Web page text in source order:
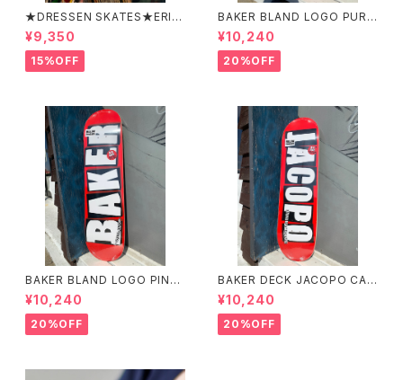
★DRESSEN SKATES★ERIC
DRESSEN BLACK ZIP HOO
D PARKER ドレッセンスケーツ
スケート エリックドレッセン
ブラック フードパーカー フー
¥9,350
15%OFF
BAKER BLAND LOGO PURP
LE DECK 8.0 ベイカー ブラ
ンド ロゴ パープル デッ
キ 8インチ スケートボード ス
ケボー
¥10,240
20%OFF
BAKER BLAND LOGO PINK
DECK 8.0 ベイカー ブラン
ド ロゴ デッキ ピンク 8イ
ンチ スケートボード スケボー
¥10,240
20%OFF
BAKER DECK JACOPO CAR
OZZI BRAND LOGO 8.25 ベ
イカー デッキ ジェイコープ ブ
ランド ロゴ スケートボード
スケボー
¥10,240
20%OFF